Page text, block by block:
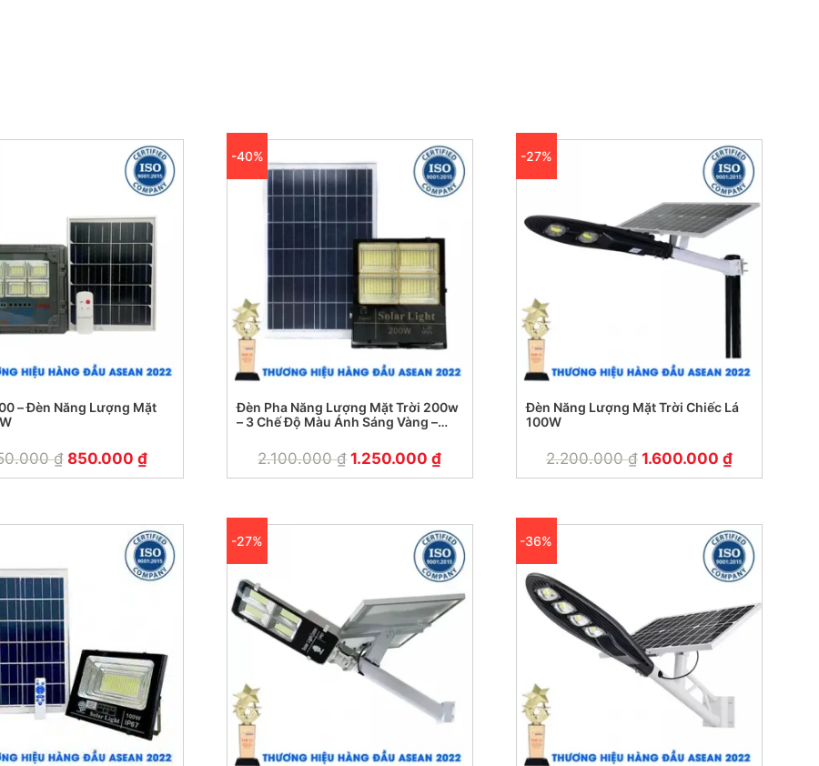
– Đèn Năng Lượng Mặt
₫ 850.000 ₫
-40%
Đèn Pha Năng Lượng Mặt Trời 200w
– 3 Chế Độ Màu Ánh Sáng Vàng –
2.100.000₫ 1.250.000₫
-27%
Đèn Năng Lượng Mặt Trời Chiếc Lá
100W
2.200.000₫ 1.600.000 ₫
-27% -36%